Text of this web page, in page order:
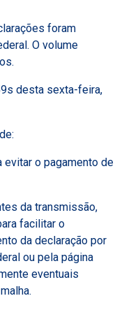
foram
O volume
desta sexta-feira,
evitar o pagamento de
da transmissão,
facilitar o
da declaração por
ou pela página
eventuais